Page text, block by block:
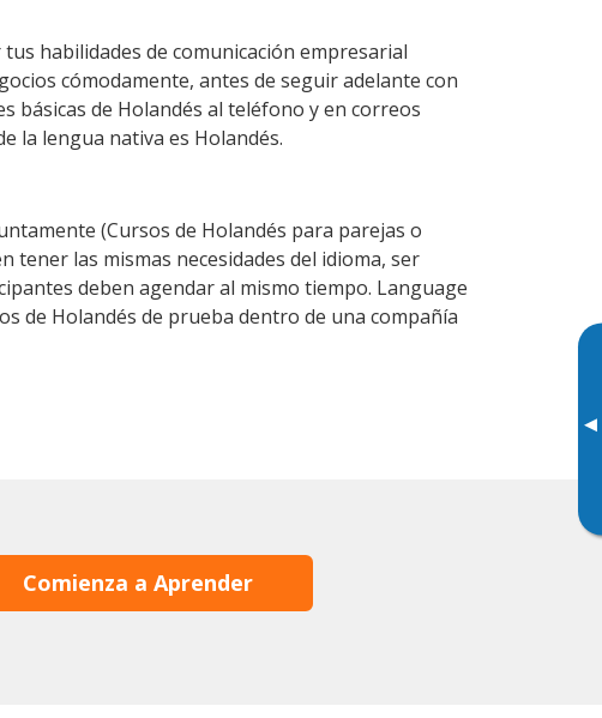
▸
habilidades de comunicación empresarial
cómodamente, antes de seguir adelante con
básicas de Holandés al teléfono y en correos
la lengua nativa es Holandés.
(Cursos de Holandés para parejas o
tener las mismas necesidades del idioma, ser
deben agendar al mismo tiempo. Language
de Holandés de prueba dentro de una compañía
Comienza a Aprender